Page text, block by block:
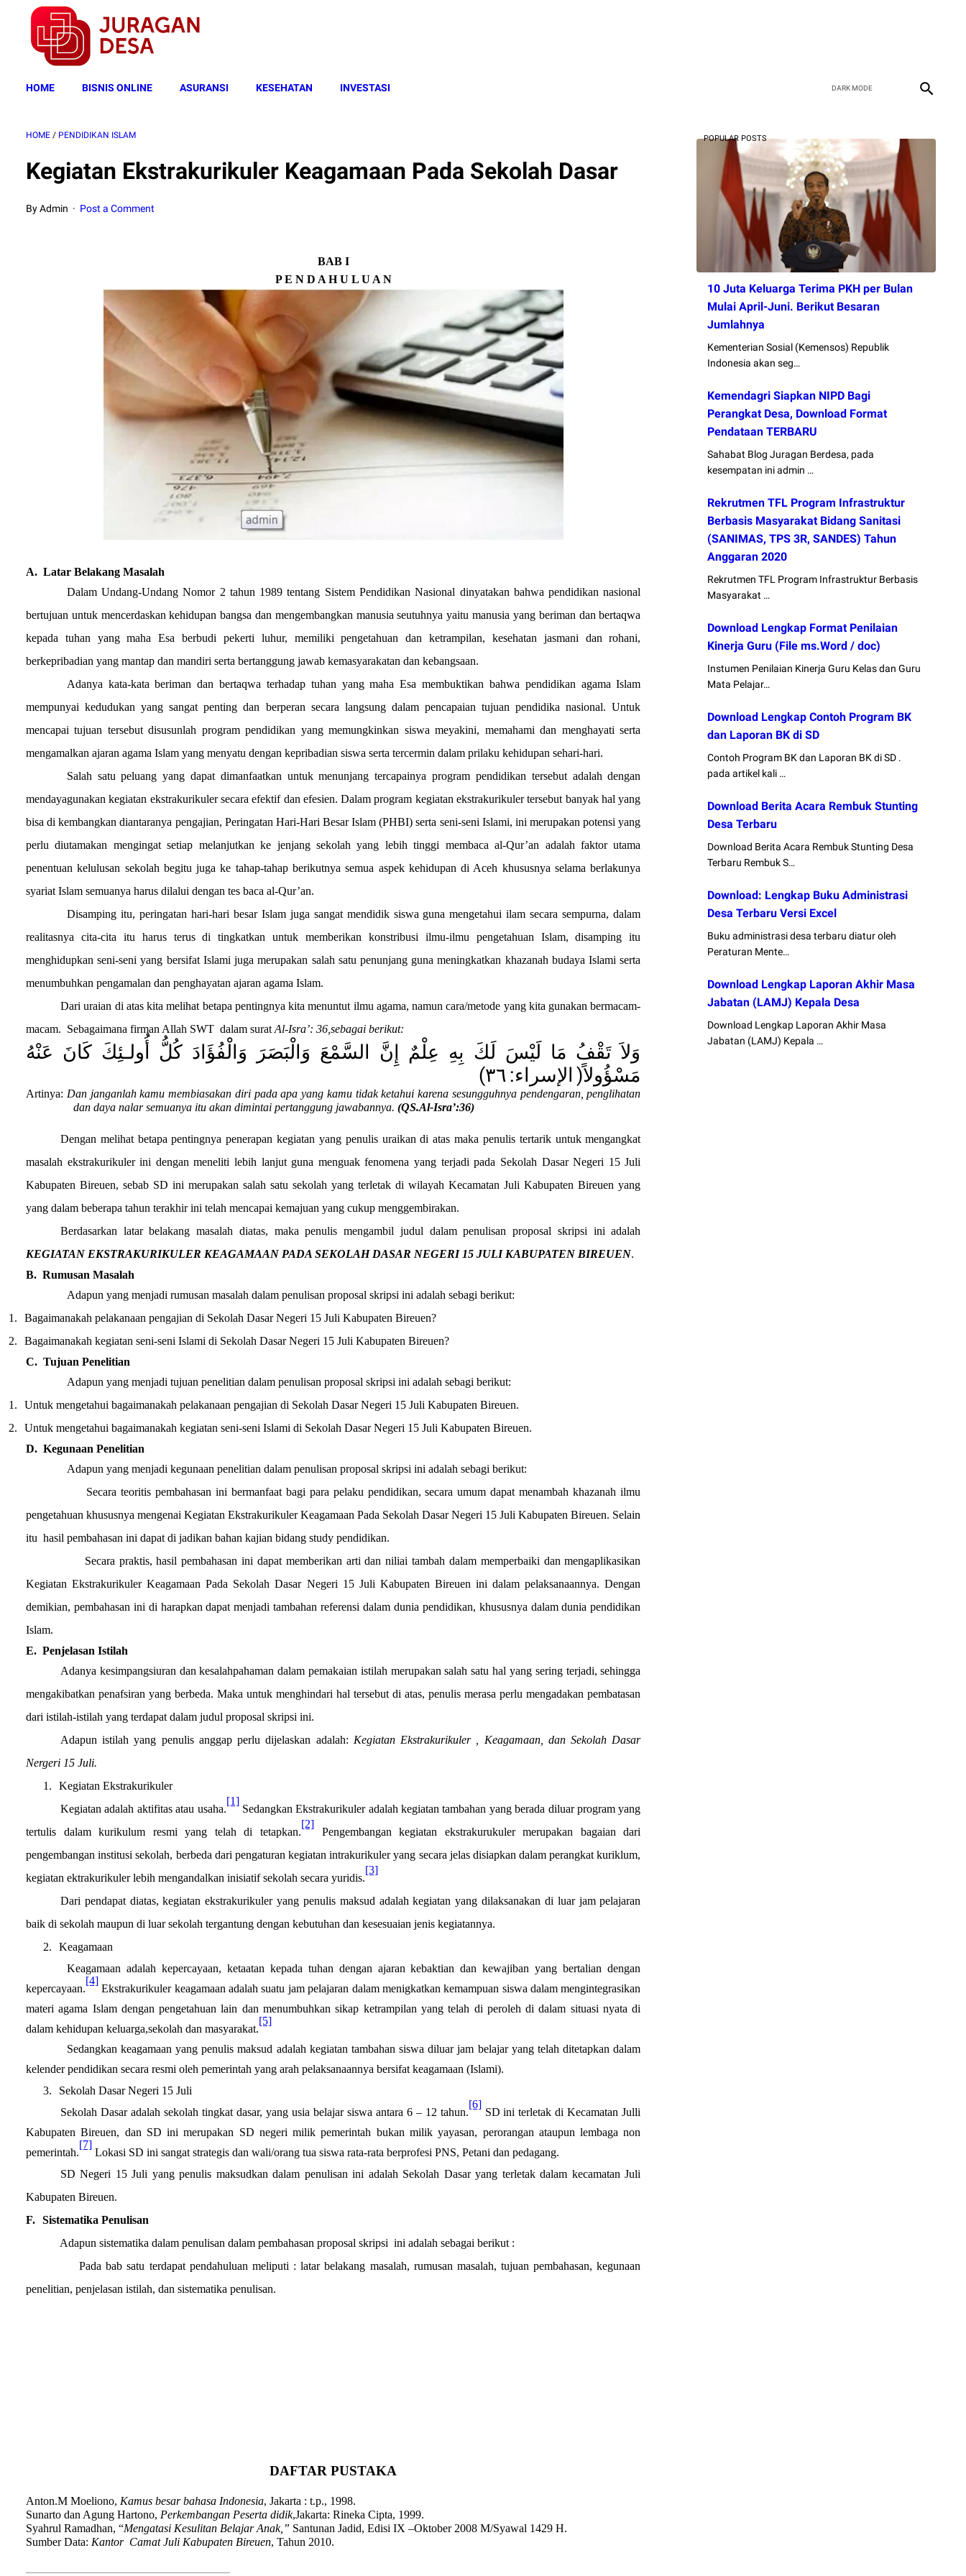
HOME BISNIS ONLINE ASURANSI KESEHATAN INVESTASI
HOME / PENDIDIKAN ISLAM
Kegiatan Ekstrakurikuler Keagamaan Pada Sekolah Dasar
By Admin Post a Comment
BAB I
P E N D A H U L U A N
A. Latar Belakang Masalah
Dalam Undang-Undang Nomor 2 tahun 1989 tentang Sistem Pendidikan Nasional dinyatakan bahwa pendidikan nasional
bertujuan untuk mencerdaskan kehidupan bangsa dan mengembangkan manusia seutuhnya yaitu manusia yang beriman dan bertaqwa
kepada tuhan yang maha Esa berbudi pekerti luhur, memiliki pengetahuan dan ketrampilan, kesehatan jasmani dan rohani,
berkepribadian yang mantap dan mandiri serta bertanggung jawab kemasyarakatan dan kebangsaan.
Adanya kata-kata beriman dan bertaqwa terhadap tuhan yang maha Esa membuktikan bahwa pendidikan agama Islam
mempunyai kedudukan yang sangat penting dan berperan secara langsung dalam pencapaian tujuan pendidika nasional. Untuk
mencapai tujuan tersebut disusunlah program pendidikan yang memungkinkan siswa meyakini, memahami dan menghayati serta
mengamalkan ajaran agama Islam yang menyatu dengan kepribadian siswa serta tercermin dalam prilaku kehidupan sehari-hari.
Salah satu peluang yang dapat dimanfaatkan untuk menunjang tercapainya program pendidikan tersebut adalah dengan
mendayagunakan kegiatan ekstrakurikuler secara efektif dan efesien. Dalam program kegiatan ekstrakurikuler tersebut banyak hal yang
bisa di kembangkan diantaranya pengajian, Peringatan Hari-Hari Besar Islam (PHBI) serta seni-seni Islami, ini merupakan potensi yang
perlu diutamakan mengingat setiap melanjutkan ke jenjang sekolah yang lebih tinggi membaca al-Qur’an adalah faktor utama
penentuan kelulusan sekolah begitu juga ke tahap-tahap berikutnya semua aspek kehidupan di Aceh khususnya selama berlakunya
syariat Islam semuanya harus dilalui dengan tes baca al-Qur’an.
Disamping itu, peringatan hari-hari besar Islam juga sangat mendidik siswa guna mengetahui ilam secara sempurna, dalam
realitasnya cita-cita itu harus terus di tingkatkan untuk memberikan konstribusi ilmu-ilmu pengetahuan Islam, disamping itu
menghidupkan seni-seni yang bersifat Islami juga merupakan salah satu penunjang guna meningkatkan khazanah budaya Islami serta
menumbuhkan pengamalan dan penghayatan ajaran agama Islam.
Dari uraian di atas kita melihat betapa pentingnya kita menuntut ilmu agama, namun cara/metode yang kita gunakan bermacam-
macam. Sebagaimana firman Allah SWT dalam surat Al-Isra’: 36, sebagai berikut:
وَلاَ تَقْفُ مَا لَيْسَ لَكَ بِهِ عِلْمٌ إِنَّ السَّمْعَ وَالْبَصَرَ وَالْفُؤَادَ كُلُّ أُولـئِكَ كَانَ عَنْهُ
مَسْؤُولاً) الإسراء: ٣٦(
Artinya: Dan janganlah kamu membiasakan diri pada apa yang kamu tidak ketahui karena sesungguhnya pendengaran, penglihatan
dan daya nalar semuanya itu akan dimintai pertanggung jawabannya.(QS.Al-Isra’:36)
Dengan melihat betapa pentingnya penerapan kegiatan yang penulis uraikan di atas maka penulis tertarik untuk mengangkat
masalah ekstrakurikuler ini dengan meneliti lebih lanjut guna menguak fenomena yang terjadi pada Sekolah Dasar Negeri 15 Juli
Kabupaten Bireuen, sebab SD ini merupakan salah satu sekolah yang terletak di wilayah Kecamatan Juli Kabupaten Bireuen yang
yang dalam beberapa tahun terakhir ini telah mencapai kemajuan yang cukup menggembirakan.
Berdasarkan latar belakang masalah diatas, maka penulis mengambil judul dalam penulisan proposal skripsi ini adalah
KEGIATAN EKSTRAKURIKULER KEAGAMAAN PADA SEKOLAH DASAR NEGERI 15 JULI KABUPATEN BIREUEN.
B. Rumusan Masalah
Adapun yang menjadi rumusan masalah dalam penulisan proposal skripsi ini adalah sebagi berikut:
1.
Bagaimanakah pelakanaan pengajian di Sekolah Dasar Negeri 15 Juli Kabupaten Bireuen?
2.
Bagaimanakah kegiatan seni-seni Islami di Sekolah Dasar Negeri 15 Juli Kabupaten Bireuen?
C. Tujuan Penelitian
Adapun yang menjadi tujuan penelitian dalam penulisan proposal skripsi ini adalah sebagi berikut:
1.
Untuk mengetahui bagaimanakah pelakanaan pengajian di Sekolah Dasar Negeri 15 Juli Kabupaten Bireuen.
2.
Untuk mengetahui bagaimanakah kegiatan seni-seni Islami di Sekolah Dasar Negeri 15 Juli Kabupaten Bireuen.
D. Kegunaan Penelitian
Adapun yang menjadi kegunaan penelitian dalam penulisan proposal skripsi ini adalah sebagi berikut:
Secara teoritis pembahasan ini bermanfaat bagi para pelaku pendidikan, secara umum dapat menambah khazanah ilmu
pengetahuan khususnya mengenaiKegiatan Ekstrakurikuler Keagamaan Pada Sekolah Dasar Negeri 15 Juli Kabupaten Bireuen. Selain
itu hasil pembahasan ini dapat di jadikan bahan kajian bidang study pendidikan.
Secara praktis, hasil pembahasan ini dapat memberikan arti dan niliai tambah dalam memperbaiki dan mengaplikasikan
Kegiatan Ekstrakurikuler Keagamaan Pada Sekolah Dasar Negeri 15 Juli Kabupaten Bireuenini dalam pelaksanaannya. Dengan
demikian, pembahasan ini di harapkan dapat menjadi tambahan referensi dalam dunia pendidikan, khususnya dalam dunia pendidikan
Islam.
E. Penjelasan Istilah
Adanya kesimpangsiuran dan kesalahpahaman dalam pemakaian istilah merupakan salah satu hal yang sering terjadi, sehingga
mengakibatkan penafsiran yang berbeda. Maka untuk menghindari hal tersebut di atas, penulis merasa perlu mengadakan pembatasan
dari istilah-istilah yang terdapat dalam judul proposal skripsi ini.
Adapun istilah yang penulis anggap perlu dijelaskan adalah: Kegiatan Ekstrakurikuler , Keagamaan, dan Sekolah Dasar
Nergeri 15 Juli.
1.
Kegiatan Ekstrakurikuler
Kegiatan adalah aktifitas atau usaha.
[1]
Sedangkan Ekstrakurikuler adalah kegiatan tambahan yang berada diluar program yang
tertulis dalam kurikulum resmi yang telah di tetapkan.
[2]
Pengembangan kegiatan ekstrakurukuler merupakan bagaian dari
pengembangan institusi sekolah, berbeda dari pengaturan kegiatan intrakurikuler yang secara jelas disiapkan dalam perangkat kuriklum,
kegiatan ektrakurikuler lebih mengandalkan inisiatif sekolah secara yuridis.
[3]
Dari pendapat diatas, kegiatan ekstrakurikuler yang penulis maksud adalah kegiatan yang dilaksanakan di luar jam pelajaran
baik di sekolah maupun di luar sekolah tergantung dengan kebutuhan dan kesesuaian jenis kegiatannya.
2.
Keagamaan
Keagamaan adalah kepercayaan, ketaatan kepada tuhan dengan ajaran kebaktian dankewajiban yang bertalian dengan
kepercayaan.
[4]
Ekstrakurikuler keagamaan adalah suatu jam pelajaran dalam menigkatkan kemampuan siswa dalam mengintegrasikan
materi agama Islam dengan pengetahuan lain dan menumbuhkan sikap ketrampilan yang telah di peroleh di dalam situasi nyata di
dalam kehidupan keluarga,sekolah dan masyarakat.
[5]
Sedangkan keagamaan yang penulis maksud adalah kegiatan tambahan siswa diluar jam belajar yang telah ditetapkan dalam
kelender pendidikan secara resmi oleh pemerintah yang arah pelaksanaannya bersifat keagamaan (Islami).
3.
Sekolah DasarNegeri 15 Juli
Sekolah Dasar adalah sekolah tingkat dasar, yang usia belajar siswa antara 6 – 12 tahun.
[6]
SD ini terletak di KecamatanJulli
Kabupaten Bireuen, dan SD ini merupakan SD negeri milik pemerintah bukan milik yayasan, perorangan ataupun lembaga non
pemerintah.
[7]
Lokasi SD ini sangat strategis dan wali/orang tua siswa rata-rata berprofesi PNS, Petani dan pedagang.
SD Negeri 15 Juli yang penulis maksudkan dalam penulisan ini adalah Sekolah Dasar yang terletak dalam kecamatanJuli
Kabupaten Bireuen.
F. Sistematika Penulisan
Adapun sistematika dalam penulisan dalam pembahasan proposal skripsi ini adalah sebagai berikut :
Pada bab satu terdapat pendahuluan meliputi : latar belakang masalah, rumusan masalah, tujuan pembahasan, kegunaan
penelitian, penjelasan istilah, dan sistematika penulisan.
DAFTAR PUSTAKA
Anton.M Moeliono, Kamus besar bahasa Indonesia, Jakarta : t.p., 1998.
Sunarto dan Agung Hartono, Perkembangan Peserta didik,Jakarta: Rineka Cipta, 1999.
Syahrul Ramadhan, “Mengatasi Kesulitan Belajar Anak,” Santunan Jadid, Edisi IX –Oktober 2008 M/Syawal 1429 H.
Sumber Data: Kantor Camat Juli Kabupaten Bireuen, Tahun 2010.
POPULAR POSTS
10 Juta Keluarga Terima PKH per Bulan
Mulai April-Juni. Berikut Besaran
Jumlahnya
Kementerian Sosial (Kemensos) Republik
Indonesia akan seg…
Kemendagri Siapkan NIPD Bagi
Perangkat Desa, Download Format
Pendataan TERBARU
Sahabat Blog Juragan Berdesa, pada
kesempatan ini admin …
Rekrutmen TFL Program Infrastruktur
Berbasis Masyarakat Bidang Sanitasi
(SANIMAS, TPS 3R, SANDES) Tahun
Anggaran 2020
Rekrutmen TFL Program Infrastruktur Berbasis
Masyarakat …
Download Lengkap Format Penilaian
Kinerja Guru (File ms.Word / doc)
Instumen Penilaian Kinerja Guru Kelas dan Guru
Mata Pelajar…
Download Lengkap Contoh Program BK
dan Laporan BK di SD
Contoh Program BK dan Laporan BK di SD .
pada artikel kali …
Download Berita Acara Rembuk Stunting
Desa Terbaru
Download Berita Acara Rembuk Stunting Desa
Terbaru Rembuk S…
Download: Lengkap Buku Administrasi
Desa Terbaru Versi Excel
Buku administrasi desa terbaru diatur oleh
Peraturan Mente…
Download Lengkap Laporan Akhir Masa
Jabatan (LAMJ) Kepala Desa
Download Lengkap Laporan Akhir Masa
Jabatan (LAMJ) Kepala …